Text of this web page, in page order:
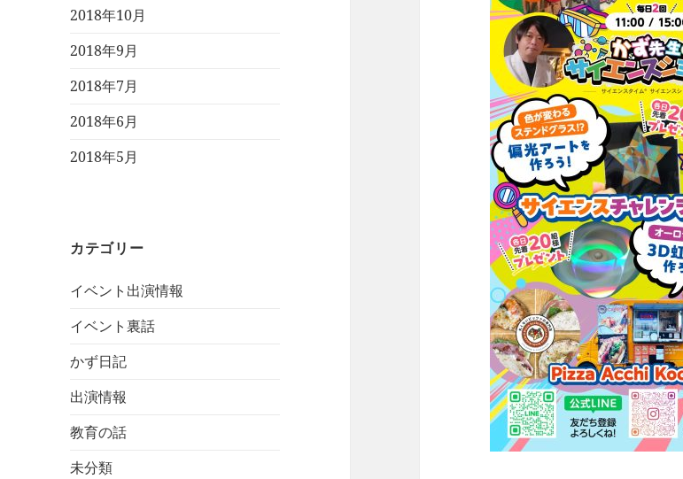
2018年10月
2018年9月
2018年7月
2018年6月
2018年5月
カテゴリー
イベント出演情報
イベント裏話
かず日記
出演情報
教育の話
未分類